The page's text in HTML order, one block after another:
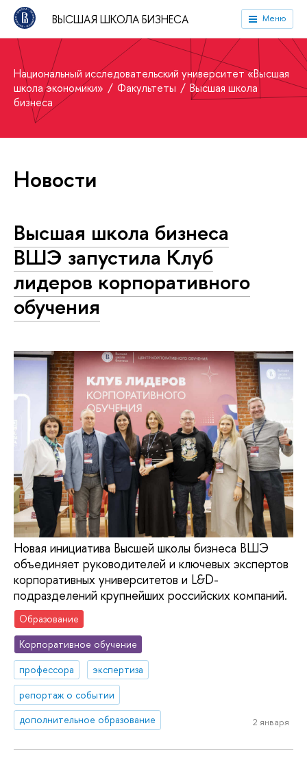
ВЫСШАЯ ШКОЛА БИЗНЕСА Меню
Национальный исследовательский университет «Высшая
школа экономики»
Факультеты
Высшая школа
бизнеса
Новости
Высшая школа бизнеса
ВШЭ запустила Клуб
лидеров корпоративного
обучения
Новая инициатива Высшей школы бизнеса ВШЭ
объединяет руководителей и ключевых экспертов
корпоративных университетов и L&D-
подразделений крупнейших российских компаний.
Образование
Корпоративное обучение
профессора
экспертиза
репортаж о событии
дополнительное образование
2 января